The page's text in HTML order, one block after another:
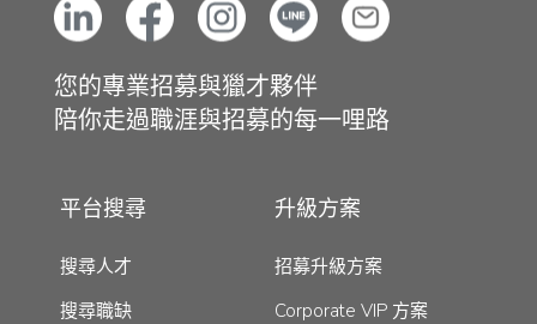
您的專業招募與獵才夥伴
陪你走過職涯與招募的每一哩路
平台搜尋
搜尋人才
搜尋職缺
升級方案
招募升級方案
Corporate VIP 方案